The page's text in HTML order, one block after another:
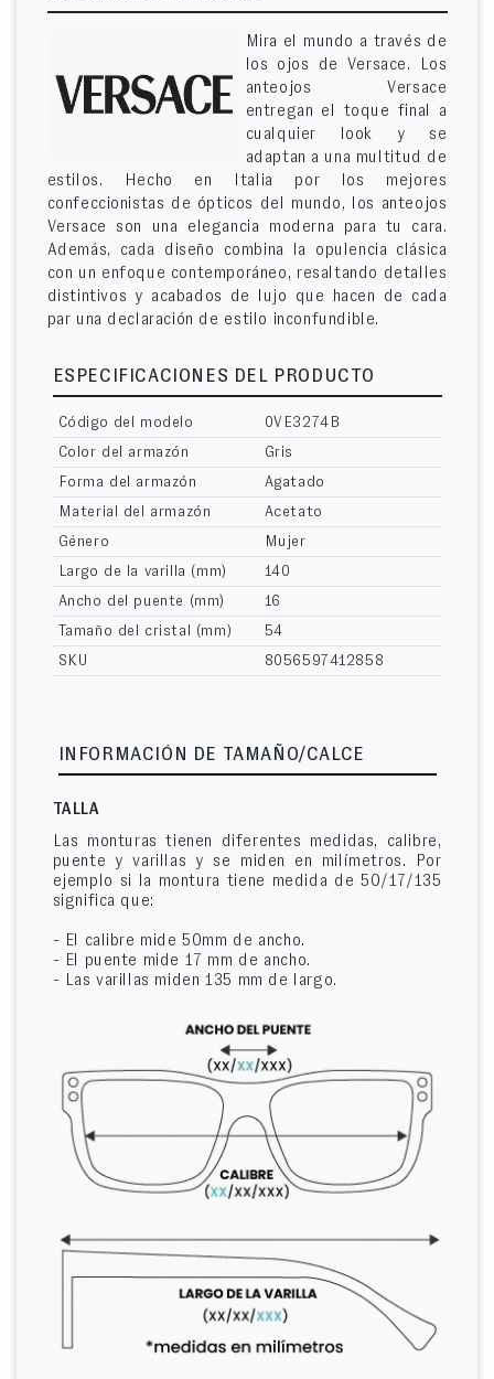
Mira el mundo a través de
los ojos de Versace. Los
anteojos Versace
entregan el toque final a
cualquier look y se
adaptan a una multitud de
estilos. Hecho en Italia por los mejores
confeccionistas de ópticos del mundo, los anteojos
Versace son una elegancia moderna para tu cara.
Además, cada diseño combina la opulencia clásica
con un enfoque contemporáneo, resaltando detalles
distintivos y acabados de lujo que hacen de cada
par una declaración de estilo inconfundible.
ESPECIFICACIONES DEL PRODUCTO
Código del modelo
0VE3274B
Color del armazón
Gris
Forma del armazón
Agatado
Material del armazón
Acetato
Género
Mujer
Largo de la varilla (mm)
140
Ancho del puente (mm)
16
Tamaño del cristal (mm)
54
SKU
8056597412858
INFORMACIÓN DE TAMAÑO/CALCE
TALLA
Las monturas tienen diferentes medidas, calibre,
puente y varillas y se miden en milímetros. Por
ejemplo si la montura tiene medida de 50/17/135
significa que:
- El calibre mide 50mm de ancho.
- El puente mide 17 mm de ancho.
- Las varillas miden 135 mm de largo.